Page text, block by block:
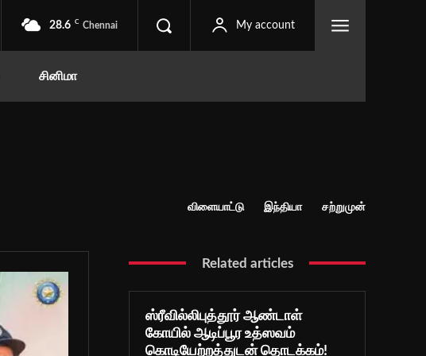
28.6 C Chennai My account
சினிமா
விளையாட்டு இந்தியா சற்றுமுன்
Related articles
ஸ்ரீவில்லிபுத்தூர் ஆண்டாள்
கோயில் ஆடிப்பூர உத்ஸவம்
கொடியேற்றத்துடன் தொடக்கம்!